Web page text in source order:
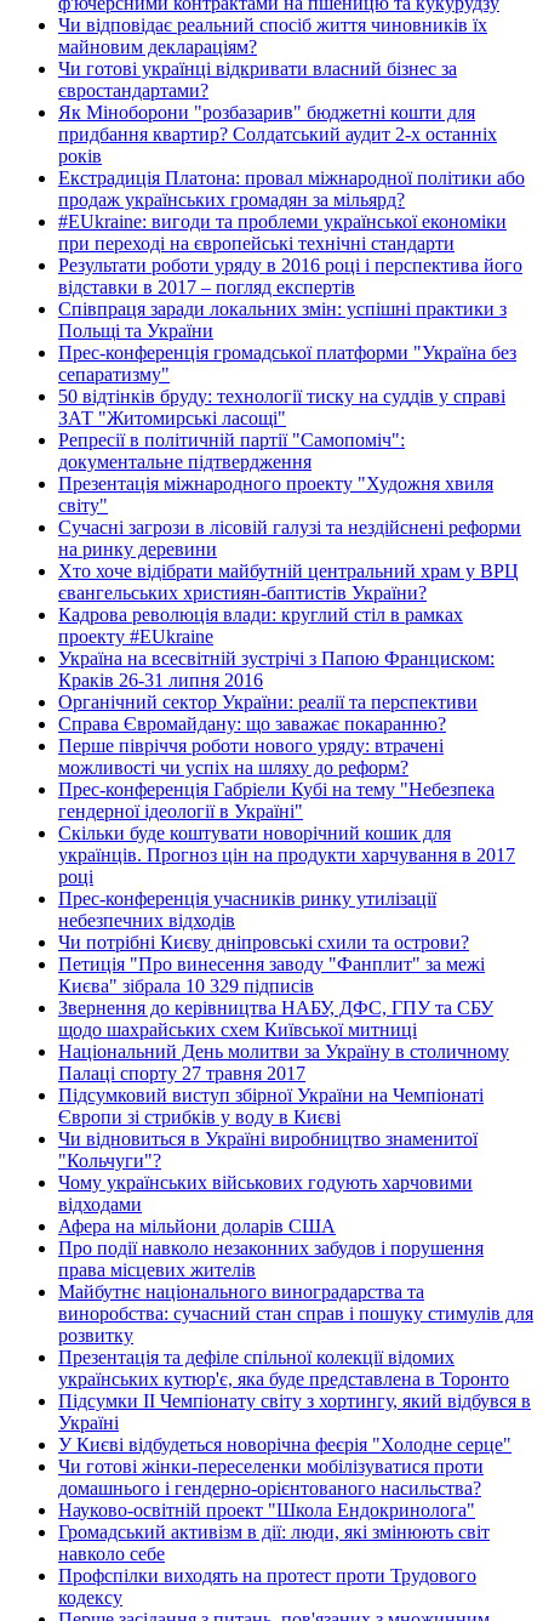
Чи відповідає реальний спосіб життя чиновників їх
майновим деклараціям?
Чи готові українці відкривати власний бізнес за
євростандартами?
Як Міноборони "розбазарив" бюджетні кошти для
придбання квартир? Солдатський аудит 2-х останніх
років
Екстрадиція Платона: провал міжнародної політики або
продаж українських громадян за мільярд?
#EUkraine: вигоди та проблеми української економіки
при переході на європейські технічні стандарти
Результати роботи уряду в 2016 році і перспектива його
відставки в 2017 – погляд експертів
Співпраця заради локальних змін: успішні практики з
Польщі та України
Прес-конференція громадської платформи "Україна без
сепаратизму"
50 відтінків бруду: технології тиску на суддів у справі
ЗАТ "Житомирські ласощі"
Репресії в політичній партії "Самопоміч":
документальне підтвердження
Презентація міжнародного проекту "Художня хвиля
світу"
Сучасні загрози в лісовій галузі та нездійснені реформи
на ринку деревини
Хто хоче відібрати майбутній центральний храм у ВРЦ
євангельських християн-баптистів України?
Кадрова революція влади: круглий стіл в рамках
проекту #EUkraine
Україна на всесвітній зустрічі з Папою Франциском:
Краків 26-31 липня 2016
Органічний сектор України: реалії та перспективи
Справа Євромайдану: що заважає покаранню?
Перше півріччя роботи нового уряду: втрачені
можливості чи успіх на шляху до реформ?
Прес-конференція Габріели Кубі на тему "Небезпека
гендерної ідеології в Україні"
Скільки буде коштувати новорічний кошик для
українців. Прогноз цін на продукти харчування в 2017
році
Прес-конференція учасників ринку утилізації
небезпечних відходів
Чи потрібні Києву дніпровські схили та острови?
Петиція "Про винесення заводу "Фанплит" за межі
Києва" зібрала 10 329 підписів
Звернення до керівництва НАБУ, ДФС, ГПУ та СБУ
щодо шахрайських схем Київської митниці
Національний День молитви за Україну в столичному
Палаці спорту 27 травня 2017
Підсумковий виступ збірної України на Чемпіонаті
Європи зі стрибків у воду в Києві
Чи відновиться в Україні виробництво знаменитої
"Кольчуги"?
Чому українських військових годують харчовими
відходами
Афера на мільйони доларів США
Про події навколо незаконних забудов і порушення
права місцевих жителів
Майбутнє національного виноградарства та
виноробства: сучасний стан справ і пошуку стимулів для
розвитку
Презентація та дефіле спільної колекції відомих
українських кутюр'є, яка буде представлена в Торонто
Підсумки ІІ Чемпіонату світу з хортингу, який відбувся в
Україні
У Києві відбудеться новорічна феєрія "Холодне серце"
Чи готові жінки-переселенки мобілізуватися проти
домашнього і гендерно-орієнтованого насильства?
Науково-освітній проект "Школа Ендокринолога"
Громадський активізм в дії: люди, які змінюють світ
навколо себе
Профспілки виходять на протест проти Трудового
кодексу